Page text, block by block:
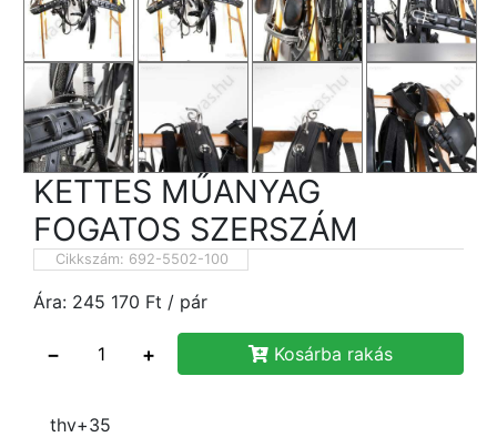
KETTES MŰANYAG
FOGATOS SZERSZÁM
Cikkszám: 692-5502-100
Ára: 245 170 Ft / pár
− + Kosárba rakás
thv+35